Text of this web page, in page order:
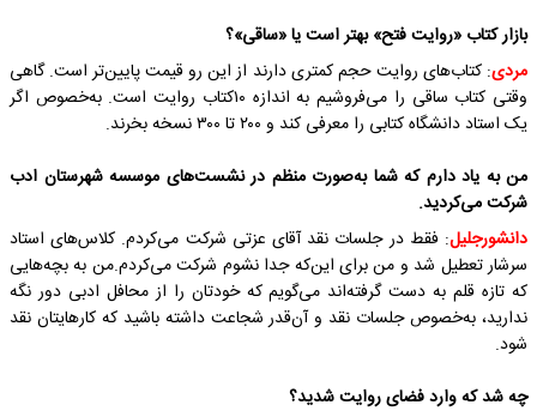
بازار کتاب «روایت فتح» بهتر است یا «ساقی»؟
مردی: کتاب‌های روایت حجم کمتری دارند از این رو قیمت پایین‌تر است. گاهی
وقتی کتاب ساقی را می‌فروشیم به اندازه ۱۰کتاب روایت است. به‌خصوص اگر
یک استاد دانشگاه کتابی را معرفی کند و ۲۰۰ تا ۳۰۰ نسخه بخرند.
من به یاد دارم که شما به‌صورت منظم در نشست‌های موسسه شهرستان ادب
شرکت می‌کردید.
دانشورجلیل: فقط در جلسات نقد آقای عزتی شرکت می‌کردم. کلاس‌های استاد
سرشار تعطیل شد و من برای این‌که جدا نشوم شرکت می‌کردم.من به بچه‌هایی
که تازه قلم به دست گرفته‌اند می‌گویم که خودتان را از محافل ادبی دور نگه
ندارید، به‌خصوص جلسات نقد و آن‌قدر شجاعت داشته باشید که کارهایتان نقد
شود.
چه شد که وارد فضای روایت شدید؟